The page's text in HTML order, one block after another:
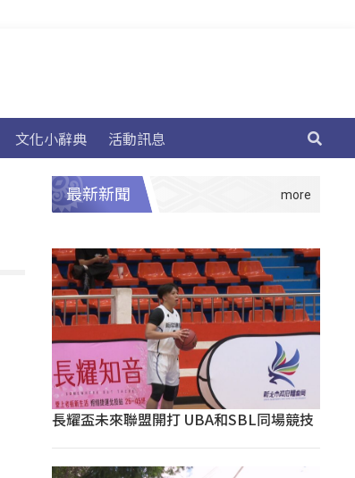
文化小辭典 活動訊息
最新新聞
長耀盃未來聯盟開打 UBA和SBL同場競技